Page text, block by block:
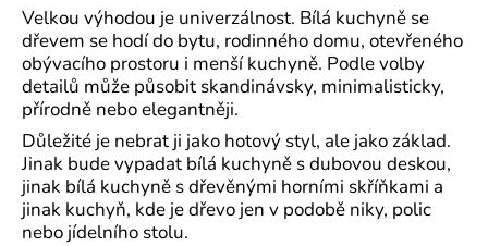
Velkou výhodou je univerzálnost. Bílá kuchyně se
dřevem se hodí do bytu, rodinného domu, otevřeného
obývacího prostoru i menší kuchyně. Podle volby
detailů může působit skandinávsky, minimalisticky,
přírodně nebo elegantněji.
Důležité je nebrat ji jako hotový styl, ale jako základ.
Jinak bude vypadat bílá kuchyně s dubovou deskou,
jinak bílá kuchyně s dřevěnými horními skříňkami a
jinak kuchyň, kde je dřevo jen v podobě niky, polic
nebo jídelního stolu.